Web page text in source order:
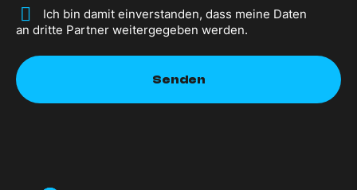
*
Ich bin damit einverstanden, dass meine Daten
an dritte Partner weitergegeben werden.